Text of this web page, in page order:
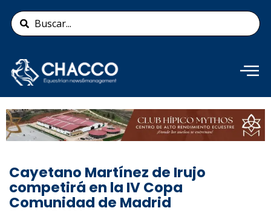
contenido
Search
...
Añade aquí tu texto de
cabecera
Cayetano Martínez de Irujo
competirá en la IV Copa
Comunidad de Madrid